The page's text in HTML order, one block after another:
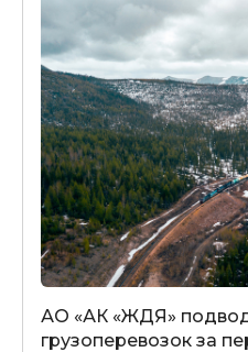
АО «АК «ЖДЯ»
грузоперевозок за